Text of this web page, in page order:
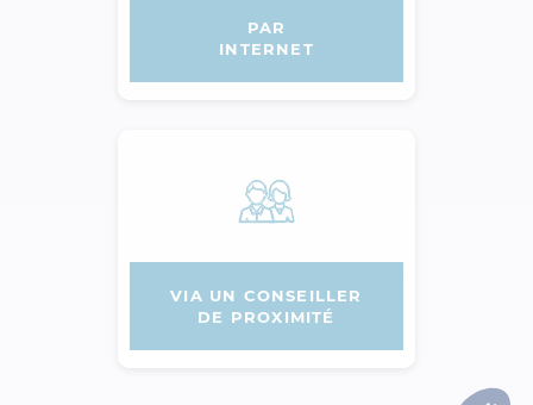
PAR
INTERNET
VIA UN CONSEILLER
DE PROXIMITÉ